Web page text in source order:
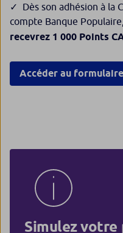
Dès son adhésion à la
compte Banque Populaire,
recevrez 1 000 Points
Accéder au formulaire
Simulez